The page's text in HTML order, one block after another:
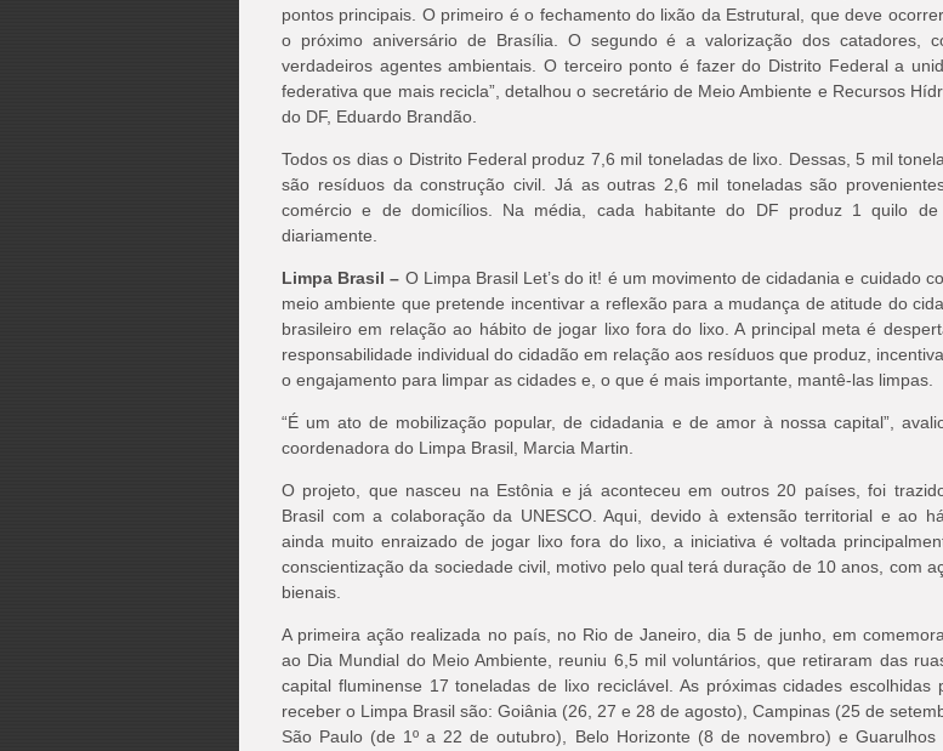
pontos principais. O primeiro é o fechamento do lixão da Estrutural, que deve
o próximo aniversário de Brasília. O segundo é a valorização dos catadores,
verdadeiros agentes ambientais. O terceiro ponto é fazer do Distrito Federal a
federativa que mais recicla”, detalhou o secretário de Meio Ambiente e Recursos
do DF, Eduardo Brandão.
Todos os dias o Distrito Federal produz 7,6 mil toneladas de lixo. Dessas, 5 mil
são resíduos da construção civil. Já as outras 2,6 mil toneladas são
comércio e de domicílios. Na média, cada habitante do DF produz 1 quilo de
diariamente.
Limpa Brasil – O Limpa Brasil Let’s do it! é um movimento de cidadania e cuidado
meio ambiente que pretende incentivar a reflexão para a mudança de atitude do
brasileiro em relação ao hábito de jogar lixo fora do lixo. A principal meta é
responsabilidade individual do cidadão em relação aos resíduos que produz,
o engajamento para limpar as cidades e, o que é mais importante, mantê-las limpas.
“É um ato de mobilização popular, de cidadania e de amor à nossa capital”,
coordenadora do Limpa Brasil, Marcia Martin.
O projeto, que nasceu na Estônia e já aconteceu em outros 20 países,
foi
Brasil com a colaboração da UNESCO. Aqui, devido à extensão territorial e ao
ainda muito enraizado de jogar lixo fora do lixo, a iniciativa é voltada
conscientização da sociedade civil, motivo pelo qual terá duração de 10 anos, com
bienais.
A primeira ação realizada no país, no Rio de Janeiro, dia 5 de junho, em
ao Dia Mundial do Meio Ambiente, reuniu 6,5 mil voluntários, que retiraram das
capital fluminense 17 toneladas de lixo reciclável. As próximas cidades escolhidas
receber o Limpa Brasil são: Goiânia (26,
27 e 28 de agosto), Campinas (25 de
São Paulo (de 1º a 22 de outubro), Belo Horizonte (8 de novembro) e Guarulhos